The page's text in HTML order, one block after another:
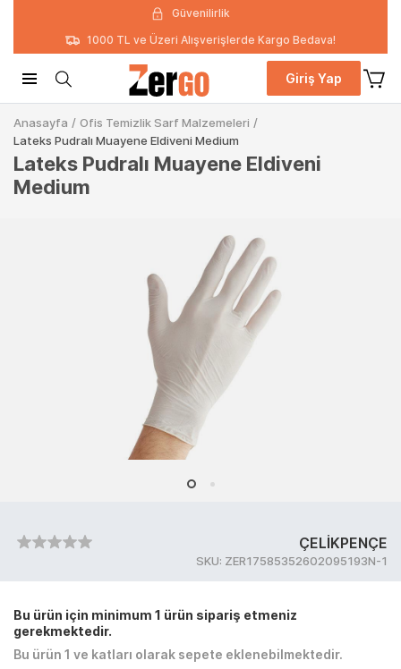
Güvenilirlik
1000 TL ve Üzeri Alışverişlerde Kargo Bedava!
Giriş Yap
Anasayfa / Ofis Temizlik Sarf Malzemeleri /
Lateks Pudralı Muayene Eldiveni Medium
Lateks Pudralı Muayene Eldiveni
Medium
ÇELİKPENÇE
SKU: ZER17585352602095193N-1
Bu ürün için minimum 1 ürün sipariş etmeniz
gerekmektedir.
Bu ürün 1 ve katları olarak sepete eklenebilmektedir.